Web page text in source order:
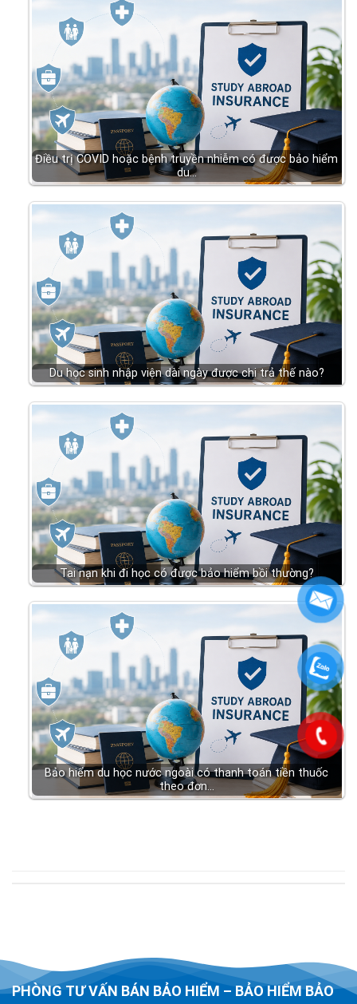
Điều trị COVID hoặc bệnh truyền nhiễm có được bảo hiểm
du…
Du học sinh nhập viện dài ngày được chi trả thế nào?
Tai nạn khi đi học có được bảo hiểm bồi thường?
Bảo hiểm du học nước ngoài có thanh toán tiền thuốc
theo đơn…
PHÒNG TƯ VẤN BÁN BẢO HIỂM – BẢO HIỂM BẢO